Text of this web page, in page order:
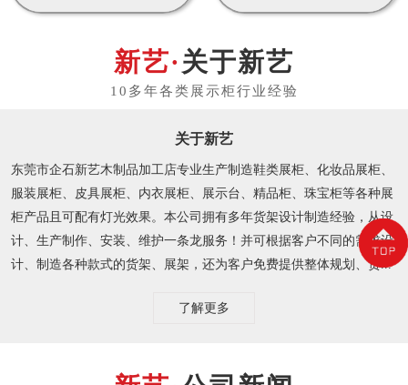
关于新艺
关于新艺
东莞市企石新艺木制品加工店专业生产制造鞋类展柜、化妆品展柜、
服装展柜、皮具展柜、内衣展柜、展示台、精品柜、珠宝柜等各种展
柜产品且可配有灯光效果。本公司拥有多年货架设计制造经验，从设
计、生产制作、安装、维护一条龙服务！并可根据客户不同的需求设
计、制造各种款式的货架、展架，还为客户免费提供整体规划、货...
了解更多